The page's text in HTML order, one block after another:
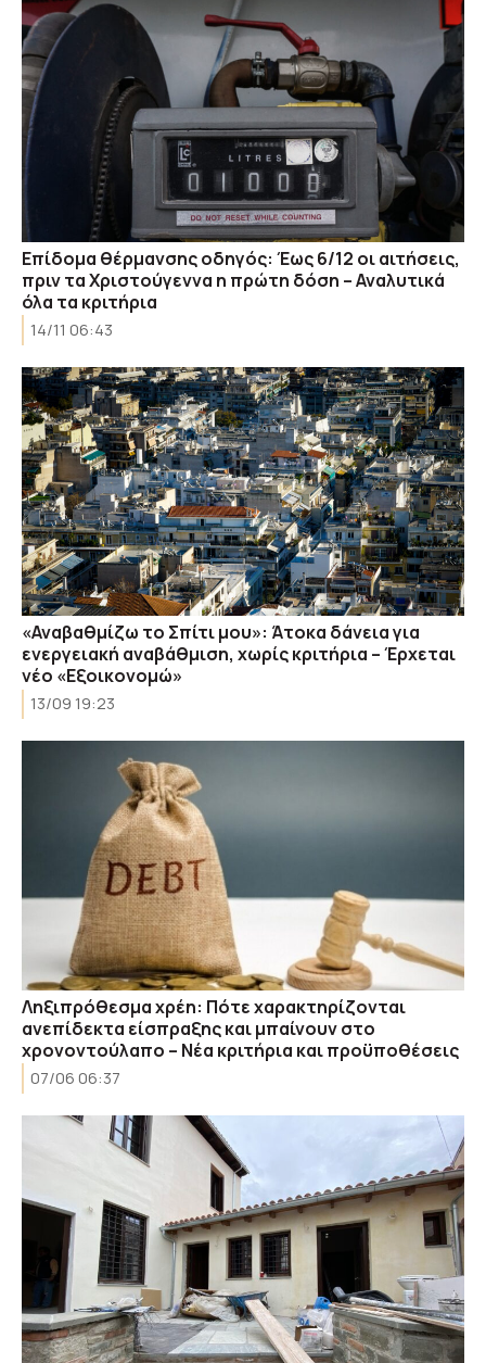
Επίδομα θέρμανσης οδηγός: Έως 6/12 οι αιτήσεις,
πριν τα Χριστούγεννα η πρώτη δόση – Αναλυτικά
όλα τα κριτήρια
14/11 06:43
«Αναβαθμίζω το Σπίτι μου»: Άτοκα δάνεια για
ενεργειακή αναβάθμιση, χωρίς κριτήρια – Έρχεται
νέο «Εξοικονομώ»
13/09 19:23
Ληξιπρόθεσμα χρέη: Πότε χαρακτηρίζονται
ανεπίδεκτα είσπραξης και μπαίνουν στο
χρονοντούλαπο – Νέα κριτήρια και προϋποθέσεις
07/06 06:37